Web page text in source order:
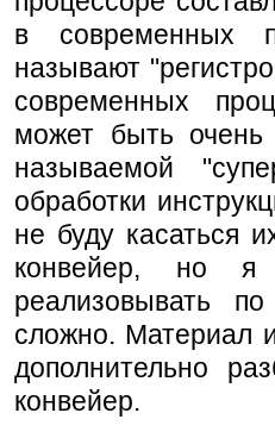
в современных
называют
современных
может быть очень
называемой
обработки
не буду касаться
конвейер, но
реализовывать
сложно. Материал
дополнительно
конвейер.